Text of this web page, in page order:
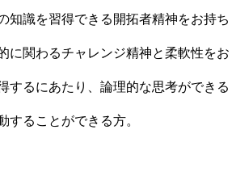
知識を習得できる開拓者精神をお持ち
に関わるチャレンジ精神と柔軟性をお
するにあたり、論理的な思考ができる
することができる方。